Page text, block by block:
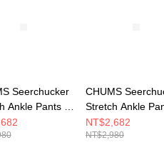
Seerchucker
Ankle Pants 男
藍
CHUMS
Stretch Ankle
長褲 卡其綠
CH031421M022
NT$2,682
NT$2,980